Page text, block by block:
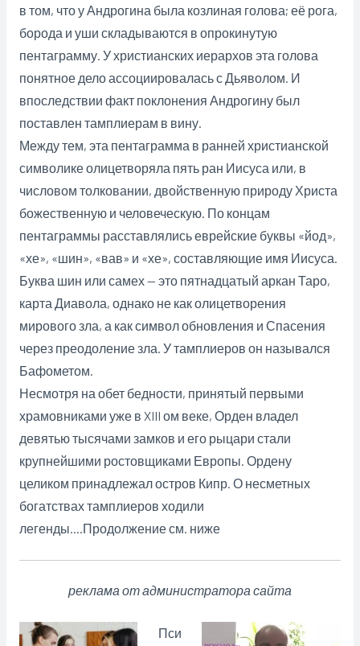
в том, что у Андрогина была козлиная голова; её рога,
борода и уши складываются в опрокинутую
пентаграмму. У христианских иерархов эта голова
понятное дело ассоциировалась с Дьяволом. И
впоследствии факт поклонения Андрогину был
поставлен тамплиерам в вину.
Между тем, эта пентаграмма в ранней христианской
символике олицетворяла пять ран Иисуса или, в
числовом толковании, двойственную природу Христа
божественную и человеческую. По концам
пентаграммы расставлялись еврейские буквы «йод»,
«хе», «шин», «вав» и «хе», составляющие имя Иисуса.
Буква шин или самех — это пятнадцатый аркан Таро,
карта Диавола, однако не как олицетворения
мирового зла, а как символ обновления и Спасения
через преодоление зла. У тамплиеров он назывался
Бафометом.
Несмотря на обет бедности, принятый первыми
храмовниками уже в XIII ом веке, Орден владел
девятью тысячами замков и его рыцари стали
крупнейшими ростовщиками Европы. Ордену
целиком принадлежал остров Кипр. О несметных
богатствах тамплиеров ходили
легенды….Продолжение см. ниже
реклама от администратора сайта
Пси